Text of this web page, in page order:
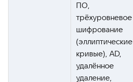
ПО,
трёхуровневое
шифрование
(эллиптические
кривые), AD,
удалённое
удаление,